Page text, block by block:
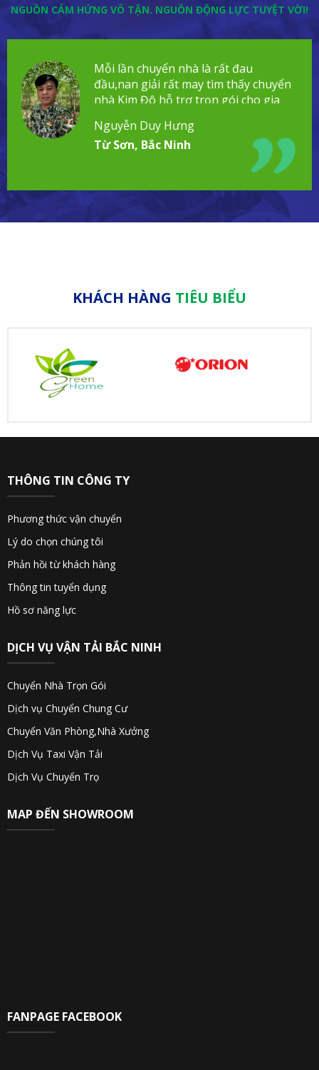
NGUỒN CẢM HỨNG VÔ TẬN. NGUỒN ĐỘNG LỰC TUYỆT VỜI!
Mỗi lần chuyển nhà là rất đau
đầu,nan giải rất may tìm thấy chuyển
nhà Kim Đô hỗ trợ trọn gói cho gia
Nguyễn Duy Hưng
Từ Sơn, Bắc Ninh
KHÁCH HÀNG TIÊU BIỂU
THÔNG TIN CÔNG TY
Phương thức vận chuyển
Lý do chọn chúng tôi
Phản hồi từ khách hàng
Thông tin tuyển dụng
Hồ sơ năng lực
DỊCH VỤ VẬN TẢI BẮC NINH
Chuyển Nhà Trọn Gói
Dịch vụ Chuyển Chung Cư
Chuyển Văn Phòng,Nhà Xưởng
Dịch Vụ Taxi Vận Tải
Dịch Vụ Chuyển Trọ
MAP ĐẾN SHOWROOM
FANPAGE FACEBOOK